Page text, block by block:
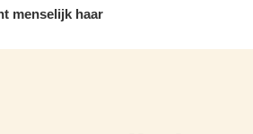
menselijk haar